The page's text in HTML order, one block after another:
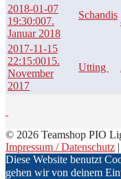
2018-01-07
19:30:007.
Januar 2018
Schandis
2017-11-15
22:15:0015.
November
2017
Utting
© 2026 Teamshop PIO
Impressum / Datenschutz |
Diese Website benutzt
gehen wir von deinem